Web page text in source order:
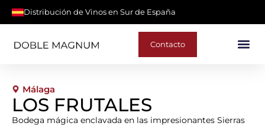
Distribución de Vinos en Sur de España
Contacto
Málaga
LOS FRUTALES
Bodega mágica enclavada en las impresionantes Sierras